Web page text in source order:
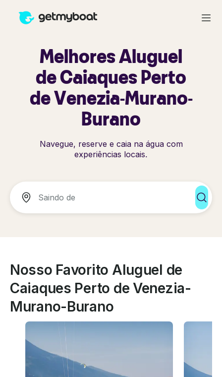
Melhores Aluguel
de Caiaques Perto
de Venezia-Murano-
Burano
Navegue, reserve e caia na água com
experiências locais.
Nosso Favorito Aluguel de
Caiaques Perto de Venezia-
Murano-Burano